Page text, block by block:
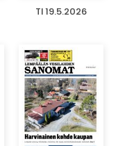
TI 19.5.2026